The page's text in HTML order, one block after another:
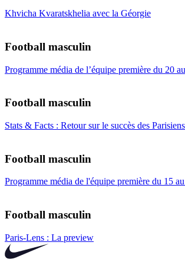
Khvicha Kvaratskhelia avec la Géorgie
Football masculin
Programme média de l’équipe première du 20
Football masculin
Stats & Facts : Retour sur le succès des
Football masculin
Programme média de l'équipe première du 15
Football masculin
Paris-Lens : La preview